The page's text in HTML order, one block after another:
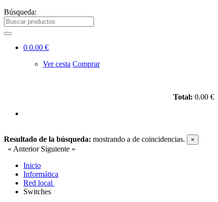
Búsqueda:
0 0.00 €
Ver cesta Comprar
Total: 0.00 €
Resultado de la búsqueda: mostrando a de coincidencias. ×
« Anterior Siguiente »
Inicio
Informática
Red local
Switches